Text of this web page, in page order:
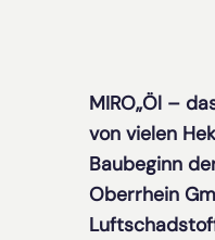
MIRO„Öl –
von vielen
Baubeginn
Oberrhein